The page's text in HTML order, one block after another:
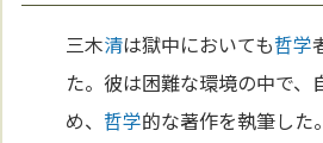
三木清は獄中においても哲学
た。彼は困難な環境の中で
め、 哲学的な著作を執筆した